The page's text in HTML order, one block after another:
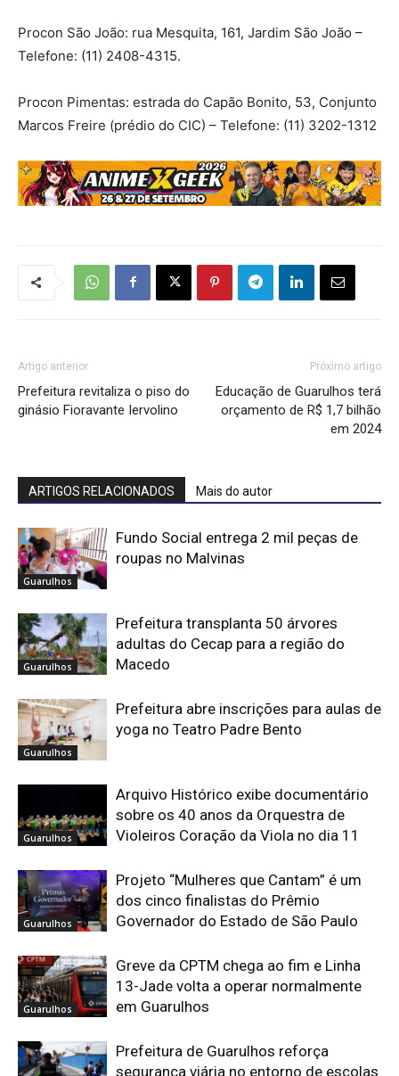
Procon São João: rua Mesquita, 161, Jardim São João –
Telefone: (11) 2408-4315.
Procon Pimentas: estrada do Capão Bonito, 53, Conjunto
Marcos Freire (prédio do CIC) – Telefone: (11) 3202-1312
Artigo anterior
Prefeitura revitaliza o piso do
ginásio Fioravante Iervolino
Próximo artigo
Educação de Guarulhos terá
orçamento de R$ 1,7 bilhão
em 2024
ARTIGOS RELACIONADOS Mais do autor
Guarulhos
Fundo Social entrega 2 mil peças de
roupas no Malvinas
Guarulhos
Prefeitura transplanta 50 árvores
adultas do Cecap para a região do
Macedo
Guarulhos
Prefeitura abre inscrições para aulas de
yoga no Teatro Padre Bento
Guarulhos
Arquivo Histórico exibe documentário
sobre os 40 anos da Orquestra de
Violeiros Coração da Viola no dia 11
Guarulhos
Projeto “Mulheres que Cantam” é um
dos cinco finalistas do Prêmio
Governador do Estado de São Paulo
Guarulhos
Greve da CPTM chega ao fim e Linha
13-Jade volta a operar normalmente
em Guarulhos
Prefeitura de Guarulhos reforça
segurança viária no entorno de escolas